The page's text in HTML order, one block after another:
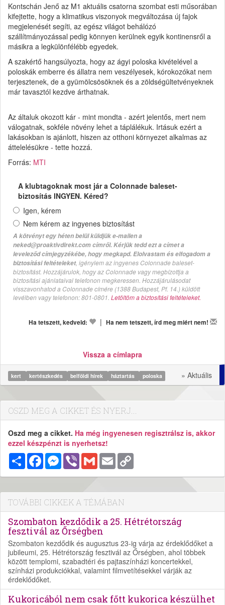
Kontschán Jenő az M1 aktuális csatorna szombat esti műsorában
kifejtette, hogy a klimatikus viszonyok megváltozása új fajok
megjelenését segíti, az egész világot behálózó
szállítmányozással pedig könnyen kerülnek egyik kontinensről a
másikra a legkülönfélébb egyedek.
A szakértő hangsúlyozta, hogy az ágyi poloska kivételével a
poloskák emberre és állatra nem veszélyesek, kórokozókat nem
terjesztenek, de a gyümölcsösöknek és a zöldségültetvényeknek
már tavasztól kezdve árthatnak.
Az általuk okozott kár - mint mondta - azért jelentős, mert nem
válogatnak, sokféle növény lehet a táplálékuk. Irtásuk ezért a
lakásokban is ajánlott, hiszen az otthoni környezet alkalmas az
áttelelésükre - tette hozzá.
Forrás: MTI
A klubtagoknak most jár a Colonnade baleset-
biztosítás INGYEN. Kéred?
Igen, kérem
Nem kérem az ingyenes biztosítást
A kötvényt egy héten belül küldjük e-mailen a
neked@proaktivdirekt.com címről. Kérjük tedd ezt a címet a
leveleződ címjegyzékébe, hogy megkapd. Elolvastam és elfogadom a
biztosítási feltételeket, igénylem az ingyenes Colonnade baleset-
biztosítást. Hozzájárulok, hogy az Colonnade vagy megbízottja a
biztosítási ajánlataival telefonon megkeressen. Hozzájárulásodat
visszavonhatod a Colonnade címére (1388 Budapest, Pf. 14.) küldött
levélben vagy telefonon: 801-0801. Letöltöm a biztosítási feltételeket.
Ha tetszett, kedveld: | Ha nem tetszett, írd meg miért nem!
Vissza a címlapra
kert kertészkedés belföldi hírek háztartás poloska » Aktuális
OSZD MEG A CIKKET ÉS NYERJ...
Oszd meg a cikket. Ha még ingyenesen regisztrálsz is, akkor
ezzel készpénzt is nyerhetsz!
MegosztásFacebookMessenger
Viber Gmail Email
TOVÁBBI CIKKEK A TÉMÁBAN
Szombaton kezdődik a 25. Hétrétország
fesztivál az Őrségben
Szombaton kezdődik és augusztus 23-ig várja az érdeklődőket a
jubileumi, 25. Hétrétország fesztivál az Őrségben, ahol többek
között templomi, szabadtéri és pajtaszínházi koncertekkel,
színházi produkciókkal, valamint filmvetítésekkel várják az
érdeklődőket.
Kukoricából nem csak főtt kukorica készülhet